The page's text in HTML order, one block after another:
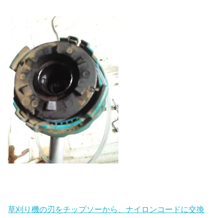
草刈り機の刃をチップソーから、ナイロンコードに交換